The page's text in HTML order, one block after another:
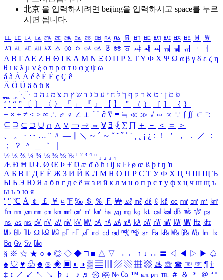
北京 을 입력하시려면 beijing을 입력하시고 space를 누르
시면 됩니다.
ㅥ ㅦ ㅧ ㅨ ㅩ ㅪ ㅫ ㅬ ㅭ ㅮ ㅯ ㅰ ㅱ ㅲ ㅳ ㅴ ㅵ ㅶ ㅷ ㅸ
ㅹ
ㅺ ㅻ ㅼ ㅽ ㅾ ㅿ ㆀ ㆁ ㆂ ㆃ ㆄ ㆅ ㆆ ㆇ ㆈ ㆉ ㆊ ㆋ ㆌ ㆍ
ㆎ
Α Β ΓΔ Ε Ζ Η Θ Ι ΚΛ Μ Ν Ξ Ο Π Ρ Σ ΤΥ Φ Χ Ψ Ω α β γ δ ε ζ η
θ ι κ λ μ ν ξ ο π ρ σ τ υ φ χ ψ ω
á à Á À é è É È ç Ç ê
Ä Ö Ü ä ö ü ß
ִֶֹ ֻּ ׁׂ פ ם ן ו ט א ר ק ף ך ל ח י ע כ ג ד ש ץ ת צ מ נ ה ב
‘ ’ “ ” 〔 〕 〈 〉 「 」 『 』 【 】 ＂ （ ） ［ ］ ｛ ｝
± × ÷ ≠ ≤ ≥ ∞ ∴ ♂ ♀ ∠ ⊥ ⌒ ∂ ∇ ≡ ≒ ≪ ≫ √ ∽ ∝ ∵ ∫ ∬ ∈ ∋
⊆ ⊇ ⊂ ⊃ ∪ ∩ ∧ ∨ ￢ ⇒ ⇔ ∀ ∃ ∮ ∑ ∏ ＋ － ＜ ＝
＞
、
。 · ‥ … ¨ 〃 ― ＼ ∼ ´ ～ ˇ ˘ ˝ ˚ ˙ ¸ ¡ ¿ ː ！ ＇ ， ． ／
：
；
？ ＾ ｀
½ ⅓ ⅔ ¼ ¾ ⅛ ⅜ ⅝ ⅞ ¹ ² ³ ⁴ ⁿ ₁ ₂ ₃ ₄
Æ Ð Ħ Ĳ Ł Ø Œ Þ Ŧ Ŋ æ đ ð ħ ı ĳ ĸ ŀ ł ø œ ß þ ŧ ŋ ŉ
А Б В Г Д Е Ё Ж З И Й К Л М Н О П Р С Т У Ф Х Ц Ч Ш Щ Ъ
Ы Ь Э Ю Я а б в г д е ё ж з и й к л м н о п р с т у ф х ц ч ш щ ъ
ы ь э ю я
′ ″ ℃ Å ￠ ￡ ￥ ¤ ℉ ‰ ＄ ％ Ｆ ￦ ㎕ ㎖ ㎗ ℓ ㎘ ㏄ ㎣ ㎤ ㎥ ㎦
㎙ ㎚ ㎛ ㎜ ㎝ ㎞ ㎟ ㎠ ㎡ ㎢ ㏊ ㎍ ㎎ ㎏ ㏏ ㎈ ㎉ ㏈ ㎧ ㎨ ㎰
㎱ ㎲ ㎳ ㎴ ㎵ ㎶ ㎷ ㎸ ㎹ ㎀ ㎁ ㎂ ㎃ ㎄ ㎺ ㎻ ㎽ ㎾ ㎿ ㎐ ㎑
㎒ ㎓ ㎔ Ω ㏀ ㏁ ㎊ ㎋ ㎌ ㏖ ㏅ ㎭ ㎮ ㎯ ㏛ ㎩ ㎪ ㎫ ㎬ ㏝ ㏐
㏓
㏃ ㏉ ㏜ ㏆
§ ※ ☆ ★ ○ ● ◎ ◇ ◆ □ ■ △ ▽ → ← ↑ ↓ ↔ 〓 ◁ ◀ ▷ ▶ ♤
♠ ♡ ♥ ♧ ♣ ⊙ ◈ ▣ ◐ ◑ ▒ ▤ ▨ ▧ ▦ ▩ ♨ ☏ ☎ ☜ ☞ ¶ †
‡ ↕ ↗ ↙ ↖ ↘ ♭ ♩ ♪ ♬ ㉿ ㈜ № ㏇ ™ ㏂ ㏘ ℡ ＃ ＆ ＊ ＠ ª º